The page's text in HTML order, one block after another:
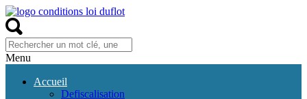
Menu
Accueil
Defiscalisation